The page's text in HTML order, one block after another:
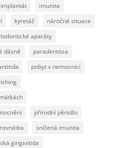
implantát
imunita
kyretáž
náročné situace
aparáty
dásně
paradentóza
pobyt v nemocnici
přírodní pěnidlo
snížená imunita
gingivitida